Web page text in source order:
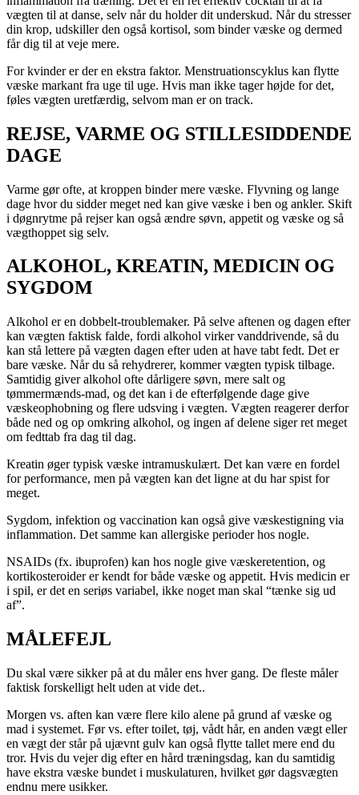
vægten til at danse, selv når du holder dit underskud. Når du stresser
din krop, udskiller den også kortisol, som binder væske og dermed
får dig til at veje mere.
For kvinder er der en ekstra faktor. Menstruationscyklus kan flytte
væske markant fra uge til uge. Hvis man ikke tager højde for det,
føles vægten uretfærdig, selvom man er on track.
REJSE, VARME OG STILLESIDDENDE
DAGE
Varme gør ofte, at kroppen binder mere væske. Flyvning og lange
dage hvor du sidder meget ned kan give væske i ben og ankler. Skift
i døgnrytme på rejser kan også ændre søvn, appetit og væske og så
vægthoppet sig selv.
ALKOHOL, KREATIN, MEDICIN OG
SYGDOM
Alkohol er en dobbelt-troublemaker. På selve aftenen og dagen efter
kan vægten faktisk falde, fordi alkohol virker vanddrivende, så du
kan stå lettere på vægten dagen efter uden at have tabt fedt. Det er
bare væske. Når du så rehydrerer, kommer vægten typisk tilbage.
Samtidig giver alkohol ofte dårligere søvn, mere salt og
tømmermænds-mad, og det kan i de efterfølgende dage give
væskeophobning og flere udsving i vægten. Vægten reagerer derfor
både ned og op omkring alkohol, og ingen af delene siger ret meget
om fedttab fra dag til dag.
Kreatin øger typisk væske intramuskulært. Det kan være en fordel
for performance, men på vægten kan det ligne at du har spist for
meget.
Sygdom, infektion og vaccination kan også give væskestigning via
inflammation. Det samme kan allergiske perioder hos nogle.
NSAIDs (fx. ibuprofen) kan hos nogle give væskeretention, og
kortikosteroider er kendt for både væske og appetit. Hvis medicin er
i spil, er det en seriøs variabel, ikke noget man skal “tænke sig ud
af”.
MÅLEFEJL
Du skal være sikker på at du måler ens hver gang. De fleste måler
faktisk forskelligt helt uden at vide det..
Morgen vs. aften kan være flere kilo alene på grund af væske og
mad i systemet. Før vs. efter toilet, tøj, vådt hår, en anden vægt eller
en vægt der står på ujævnt gulv kan også flytte tallet mere end du
tror. Hvis du vejer dig efter en hård træningsdag, kan du samtidig
have ekstra væske bundet i muskulaturen, hvilket gør dagsvægten
endnu mere usikker.